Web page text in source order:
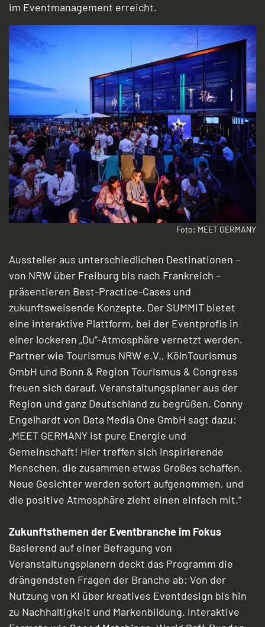
im Eventmanagement erreicht.
Foto: MEET GERMANY
Aussteller aus unterschiedlichen Destinationen –
von NRW über Freiburg bis nach Frankreich –
präsentieren Best-Practice-Cases und
zukunftsweisende Konzepte. Der SUMMIT bietet
eine interaktive Plattform, bei der Eventprofis in
einer lockeren „Du“-Atmosphäre vernetzt werden.
Partner wie Tourismus NRW e.V., KölnTourismus
GmbH und Bonn & Region Tourismus & Congress
freuen sich darauf, Veranstaltungsplaner aus der
Region und ganz Deutschland zu begrüßen. Conny
Engelhardt von Data Media One GmbH sagt dazu:
„MEET GERMANY ist pure Energie und
Gemeinschaft! Hier treffen sich inspirierende
Menschen, die zusammen etwas Großes schaffen.
Neue Gesichter werden sofort aufgenommen, und
die positive Atmosphäre zieht einen einfach mit.“
Zukunftsthemen der Eventbranche im Fokus
Basierend auf einer Befragung von
Veranstaltungsplanern deckt das Programm die
drängendsten Fragen der Branche ab: Von der
Nutzung von KI über kreatives Eventdesign bis hin
zu Nachhaltigkeit und Markenbildung. Interaktive